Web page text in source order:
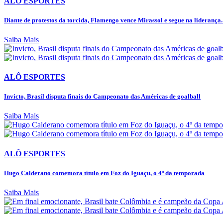
Diante de protestos da torcida, Flamengo vence Mirassol e segue na
Saiba Mais
ALÔ ESPORTES
Invicto, Brasil disputa finais do Campeonato das Américas de goalball
Saiba Mais
ALÔ ESPORTES
Hugo Calderano comemora título em Foz do Iguaçu, o 4º da temporada
Saiba Mais